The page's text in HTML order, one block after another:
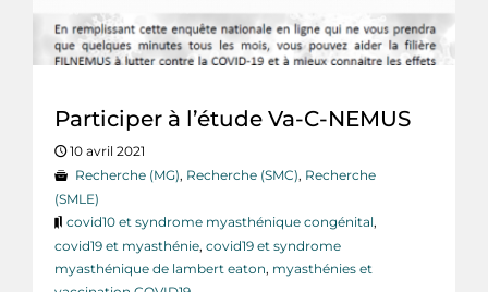
Participer à l’étude Va-C-NEMUS
10 avril 2021
Recherche (MG), Recherche (SMC), Recherche
(SMLE)
covid10 et syndrome myasthénique congénital,
covid19 et myasthénie, covid19 et syndrome
myasthénique de lambert eaton, myasthénies et